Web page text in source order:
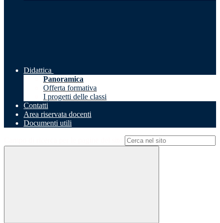
Didattica
Panoramica
Offerta formativa
I progetti delle classi
Contatti
Area riservata docenti
Documenti utili